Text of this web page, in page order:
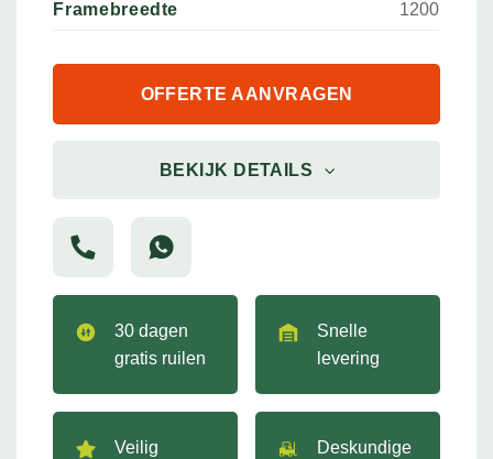
Framebreedte 1200
OFFERTE AANVRAGEN
BEKIJK DETAILS
30 dagen
gratis ruilen
Snelle
levering
Veilig
Deskundige